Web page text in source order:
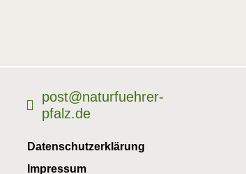
post@naturfuehrer-
pfalz.de
Datenschutzerklärung
Impressum